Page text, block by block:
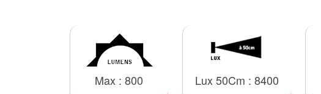
Max : 800 Lux 50Cm : 8400